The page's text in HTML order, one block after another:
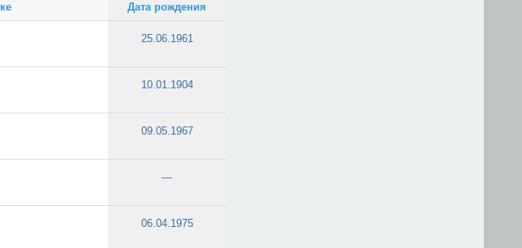
Дата рождения
25.06.1961
10.01.1904
09.05.1967
—
06.04.1975